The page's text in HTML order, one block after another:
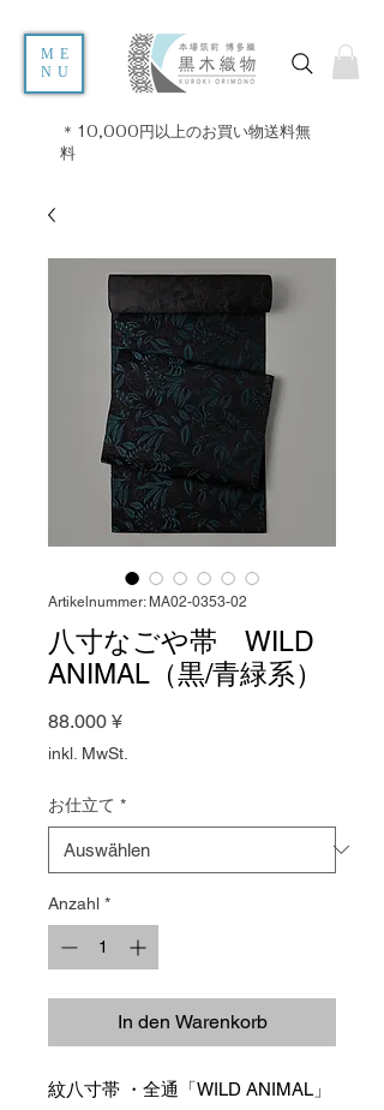
ME
NU
＊10,000円以上のお買い物送料無
料
Artikelnummer: MA02-0353-02
八寸なごや帯 WILD
ANIMAL（黒/青緑系）
88.000 ¥Preis
inkl. MwSt.
お仕立て *
Anzahl *
In den Warenkorb
紋八寸帯 ・全通「WILD ANIMAL」